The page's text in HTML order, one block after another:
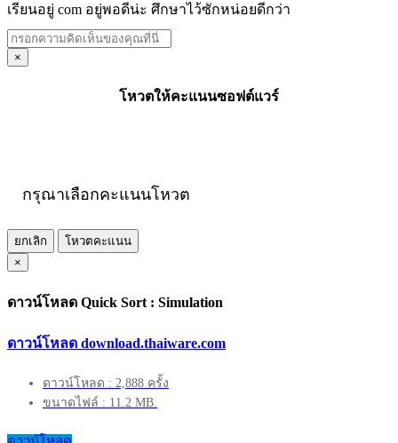
เรียนอยู่ com อยู่พอดีน่ะ ศึกษาไว้ซักหน่อยดีกว่า
×
โหวตให้คะแนนซอฟต์แวร์
กรุณาเลือกคะแนนโหวต
ยกเลิก
โหวตคะแนน
×
ดาวน์โหลด Quick Sort : Simulation
ดาวน์โหลด download.thaiware.com
ดาวน์โหลด : 2,888 ครั้ง
ขนาดไฟล์ : 11.2 MB.